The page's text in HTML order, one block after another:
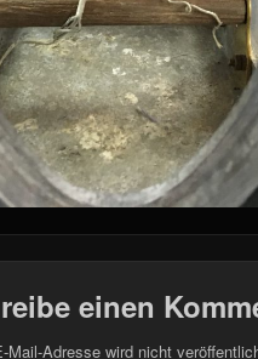
einen
Mail-Adresse wird nicht